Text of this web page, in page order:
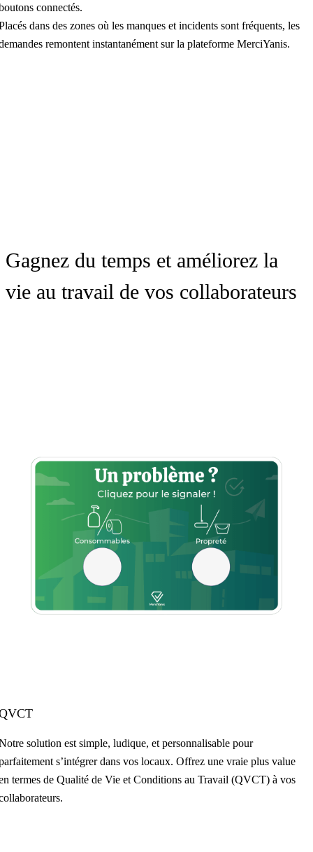
connectés.
dans des zones où les manques et incidents sont fréquents, les
remontent instantanément sur la plateforme MerciYanis.
Gagnez du temps et améliorez la
vie au travail de vos collaborateurs
solution est simple, ludique, et personnalisable pour
s’intégrer dans vos locaux. Offrez une vraie plus value
termes de Qualité de Vie et Conditions au Travail (QVCT) à vos